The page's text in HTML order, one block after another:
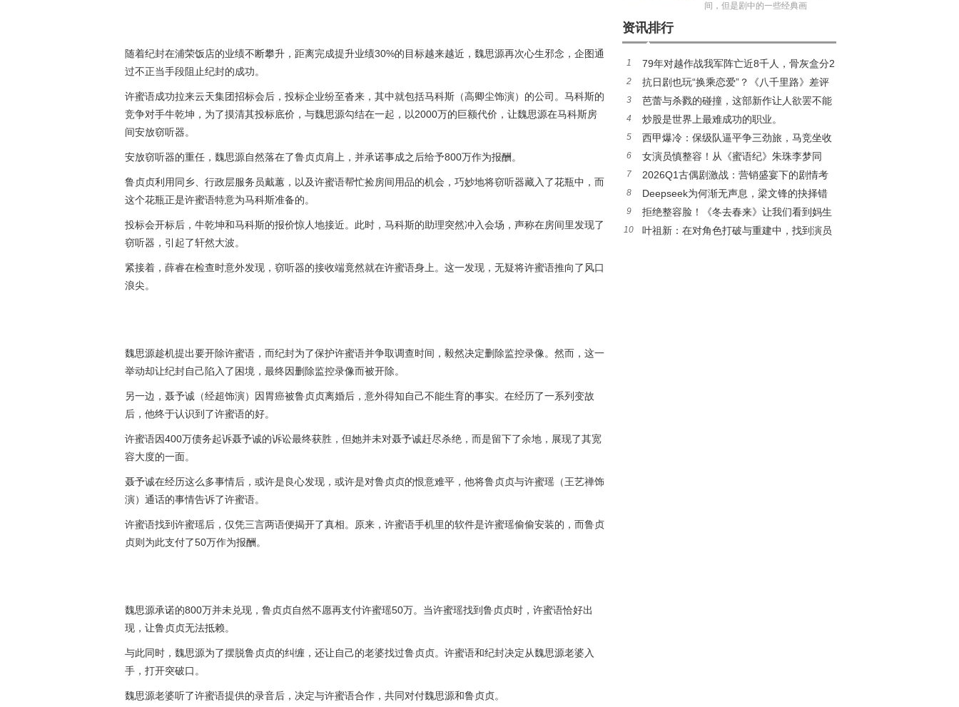
随着纪封在浦荣饭店的业绩不断攀升，距离完成提升业绩30%的目标越来越近，魏思源再次心生邪念，企图通
过不正当手段阻止纪封的成功。
许蜜语成功拉来云天集团招标会后，投标企业纷至沓来，其中就包括马科斯（高卿尘饰演）的公司。马科斯的
竞争对手牛乾坤，为了摸清其投标底价，与魏思源勾结在一起，以2000万的巨额代价，让魏思源在马科斯房
间安放窃听器。
安放窃听器的重任，魏思源自然落在了鲁贞贞肩上，并承诺事成之后给予800万作为报酬。
鲁贞贞利用同乡、行政层服务员戴蕙，以及许蜜语帮忙捡房间用品的机会，巧妙地将窃听器藏入了花瓶中，而
这个花瓶正是许蜜语特意为马科斯准备的。
投标会开标后，牛乾坤和马科斯的报价惊人地接近。此时，马科斯的助理突然冲入会场，声称在房间里发现了
窃听器，引起了轩然大波。
紧接着，薛睿在检查时意外发现，窃听器的接收端竟然就在许蜜语身上。这一发现，无疑将许蜜语推向了风口
浪尖。
魏思源趁机提出要开除许蜜语，而纪封为了保护许蜜语并争取调查时间，毅然决定删除监控录像。然而，这一
举动却让纪封自己陷入了困境，最终因删除监控录像而被开除。
另一边，聂予诚（经超饰演）因胃癌被鲁贞贞离婚后，意外得知自己不能生育的事实。在经历了一系列变故
后，他终于认识到了许蜜语的好。
许蜜语因400万债务起诉聂予诚的诉讼最终获胜，但她并未对聂予诚赶尽杀绝，而是留下了余地，展现了其宽
容大度的一面。
聂予诚在经历这么多事情后，或许是良心发现，或许是对鲁贞贞的恨意难平，他将鲁贞贞与许蜜瑶（王艺禅饰
演）通话的事情告诉了许蜜语。
许蜜语找到许蜜瑶后，仅凭三言两语便揭开了真相。原来，许蜜语手机里的软件是许蜜瑶偷偷安装的，而鲁贞
贞则为此支付了50万作为报酬。
魏思源承诺的800万并未兑现，鲁贞贞自然不愿再支付许蜜瑶50万。当许蜜瑶找到鲁贞贞时，许蜜语恰好出
现，让鲁贞贞无法抵赖。
与此同时，魏思源为了摆脱鲁贞贞的纠缠，还让自己的老婆找过鲁贞贞。许蜜语和纪封决定从魏思源老婆入
手，打开突破口。
魏思源老婆听了许蜜语提供的录音后，决定与许蜜语合作，共同对付魏思源和鲁贞贞。
间，但是剧中的一些经典画
资讯排行
1
79年对越作战我军阵亡近8千人，骨灰盒分2
类，白色的不发放抚恤金
2
抗日剧也玩“换乘恋爱”？《八千里路》差评
如潮，剧情让人瞠目结舌
3 芭蕾与杀戮的碰撞，这部新作让人欲罢不能
4 炒股是世界上最难成功的职业。
5
西甲爆冷：保级队逼平争三劲旅，马竞坐收
渔利缩小分差至5分
6
女演员慎整容！从《蜜语纪》朱珠李梦同
框，看吴越观点的现实映照
7
2026Q1古偶剧激战：营销盛宴下的剧情考
验
8
Deepseek为何渐无声息，梁文锋的抉择错
失发展良机？
9
拒绝整容脸！《冬去春来》让我们看到妈生
脸在年代剧中的高级魅力
10
叶祖新：在对角色打破与重建中，找到演员